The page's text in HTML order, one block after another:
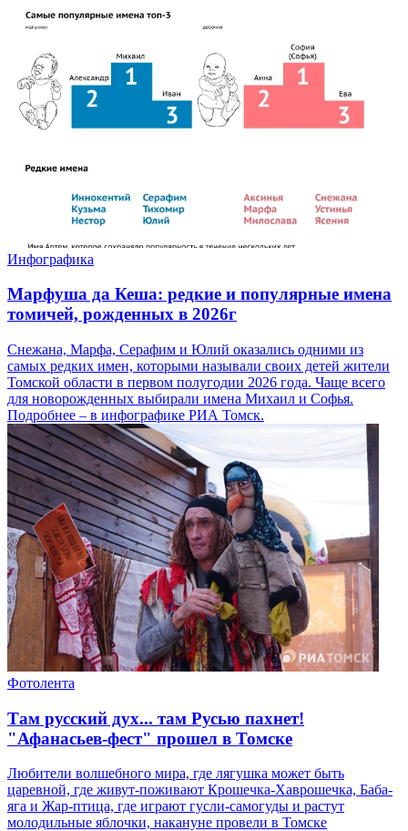
Инфографика
Марфуша да Кеша: редкие и популярные имена
томичей, рожденных в 2026г
Снежана, Марфа, Серафим и Юлий оказались одними из
самых редких имен, которыми называли своих детей жители
Томской области в первом полугодии 2026 года. Чаще всего
для новорожденных выбирали имена Михаил и Софья.
Подробнее – в инфографике РИА Томск.
Фотолента
Там русский дух... там Русью пахнет!
"Афанасьев-фест" прошел в Томске
Любители волшебного мира, где лягушка может быть
царевной, где живут-поживают Крошечка-Хаврошечка, Баба-
яга и Жар-птица, где играют гусли-самогуды и растут
молодильные яблочки, накануне провели в Томске